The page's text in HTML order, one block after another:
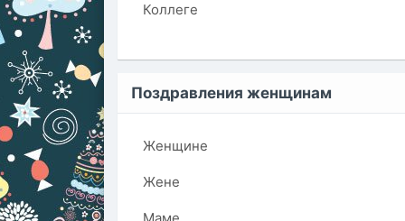
Коллеге
Поздравления женщинам
Женщине
Жене